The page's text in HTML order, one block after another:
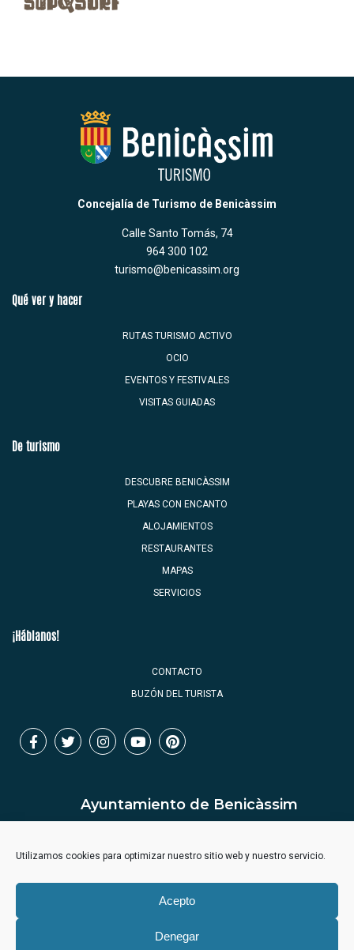
Utilizamos cookies para optimizar nuestro sitio web y nuestro servicio.
Acepto
Denegar
Concejalía de Turismo de Benicàssim
Calle Santo Tomás, 74
964 300 102
turismo@benicassim.org
Qué ver y hacer
RUTAS TURISMO ACTIVO
OCIO
EVENTOS Y FESTIVALES
VISITAS GUIADAS
De turismo
DESCUBRE BENICÀSSIM
PLAYAS CON ENCANTO
ALOJAMIENTOS
RESTAURANTES
MAPAS
SERVICIOS
¡Háblanos!
CONTACTO
BUZÓN DEL TURISTA
Ayuntamiento de Benicàssim